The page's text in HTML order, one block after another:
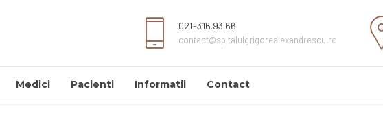
021-316.93.66
contact@spitalulgrigorealexandrescu.ro
Medici Pacienti Informatii Contact